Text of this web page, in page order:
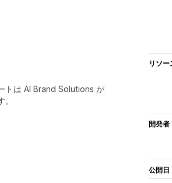
トは AI Brand Solutions が
リソー
開発者
公開日